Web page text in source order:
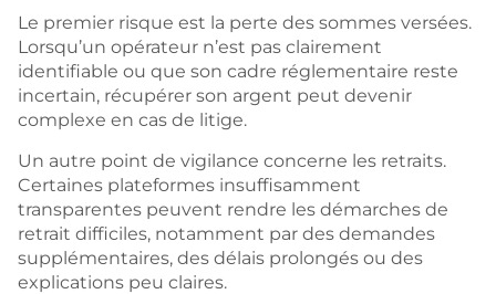
Le premier risque est la perte des sommes versées.
Lorsqu’un opérateur n’est pas clairement
identifiable ou que son cadre réglementaire reste
incertain, récupérer son argent peut devenir
complexe en cas de litige.
Un autre point de vigilance concerne les retraits.
Certaines plateformes insuffisamment
transparentes peuvent rendre les démarches de
retrait difficiles, notamment par des demandes
supplémentaires, des délais prolongés ou des
explications peu claires.